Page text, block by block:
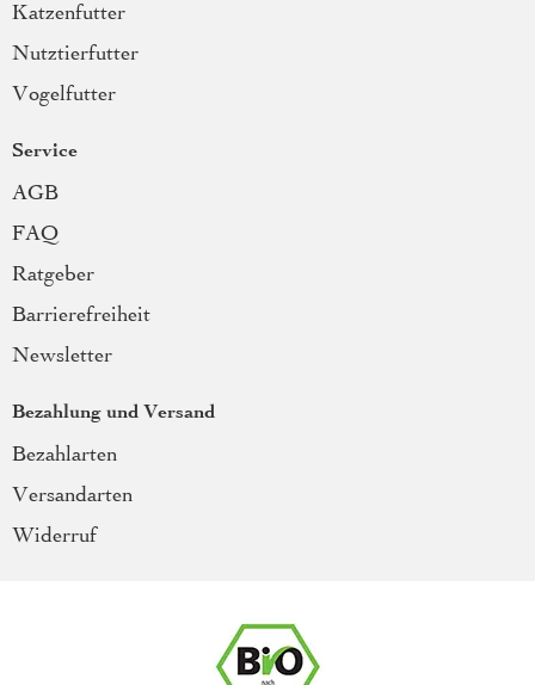
Katzenfutter
Nutztierfutter
Vogelfutter
Service
AGB
FAQ
Ratgeber
Barrierefreiheit
Newsletter
Bezahlung und Versand
Bezahlarten
Versandarten
Widerruf